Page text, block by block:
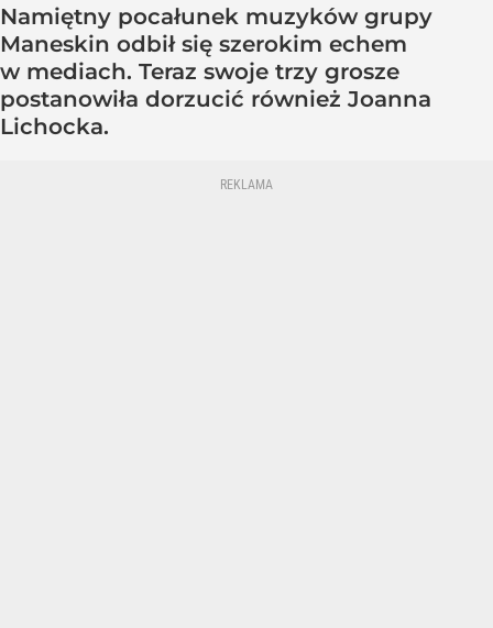
Namiętny pocałunek muzyków grupy
Maneskin odbił się szerokim echem
w mediach. Teraz swoje trzy grosze
postanowiła dorzucić również Joanna
Lichocka.